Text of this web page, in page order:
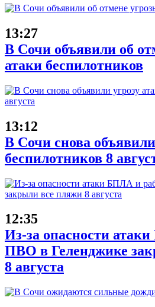
13:27
В Сочи объявили об
атаки беспилотников
13:12
В Сочи снова
беспилотников 8
12:35
Из-за опасности
ПВО в Геленджике
8 августа